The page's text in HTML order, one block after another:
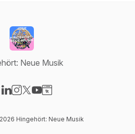
Neue Musik
Hingehört: Neue Musik